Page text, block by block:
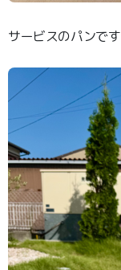
サービスのパンです